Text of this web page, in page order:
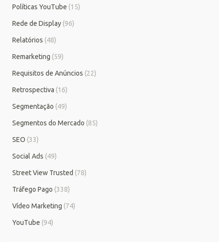
Políticas YouTube (15)
Rede de Display (96)
Relatórios (48)
Remarketing (59)
Requisitos de Anúncios (22)
Retrospectiva (16)
Segmentação (49)
Segmentos do Mercado (85)
SEO (33)
Social Ads (49)
Street View Trusted (78)
Tráfego Pago (338)
Vídeo Marketing (74)
YouTube (94)